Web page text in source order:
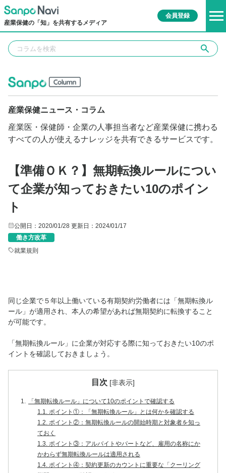
産業保健の「知」を共有するメディア
会員登録
産業保健ニュース・コラム
産業医・保健師・企業の人事担当者など産業保健に携わる
すべての人が使えるナレッジを共有できるサービスです。
【準備ＯＫ？】無期転換ルールについ
て企業が知っておきたい10のポイン
ト
公開日：2020/01/28 更新日：2024/01/17
働き方改革
就業規則
同じ企業で５年以上働いている有期契約労働者には「無期転換ル
ール」が適用され、本人の希望があれば無期契約に転換すること
が可能です。
「無期転換ルール」に企業が対応する際に知っておきたい10のポ
イントを確認しておきましょう。
目次 [非表示]
1.
「無期転換ルール」について10のポイントで確認する
1.1. ポイント①：「無期転換ルール」とは何かを確認する
1.2. ポイント②：無期転換ルールの開始時期と対象者を知っ
ておく
1.3. ポイント③：アルバイトやパートなど、雇用の名称にか
かわらず無期転換ルールは適用される
1.4. ポイント④：契約更新のカウントに重要な「クーリング